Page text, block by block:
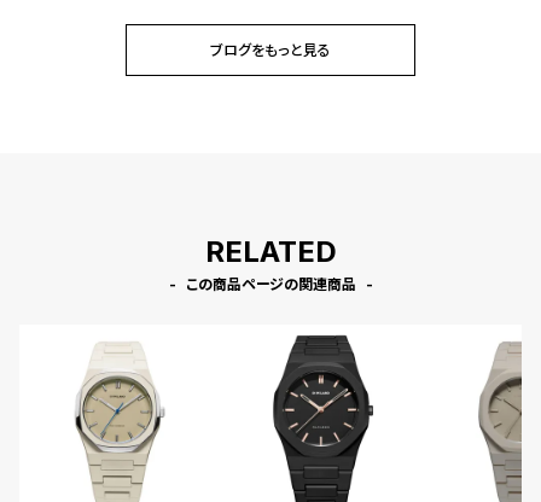
ブログをもっと見る
RELATED
この商品ページの関連商品